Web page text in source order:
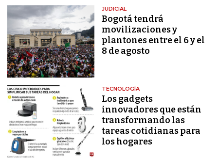
JUDICIAL
Bogotá tendrá
movilizaciones y
plantones entre el 6 y el
8 de agosto
TECNOLOGÍA
Los gadgets
innovadores que están
transformando las
tareas cotidianas para
los hogares